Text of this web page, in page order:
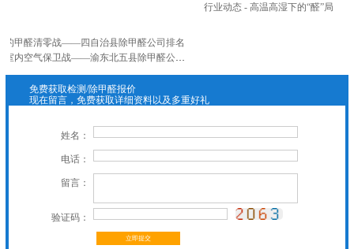
的甲醛清零战——四自治县除甲醛公司排名
公司新闻 - 忠县、云阳、奉节、巫山、巫溪五县联防篇：三峡库区腹地，打响室内空气保卫战——渝东北五县除甲醛公司排名
行业动态 - 高温高湿下的“醛”局：
免费获取检测/除甲醛报价
现在留言，免费获取详细资料以及多重好礼
姓名：
电话：
留言：
验证码：
立即提交